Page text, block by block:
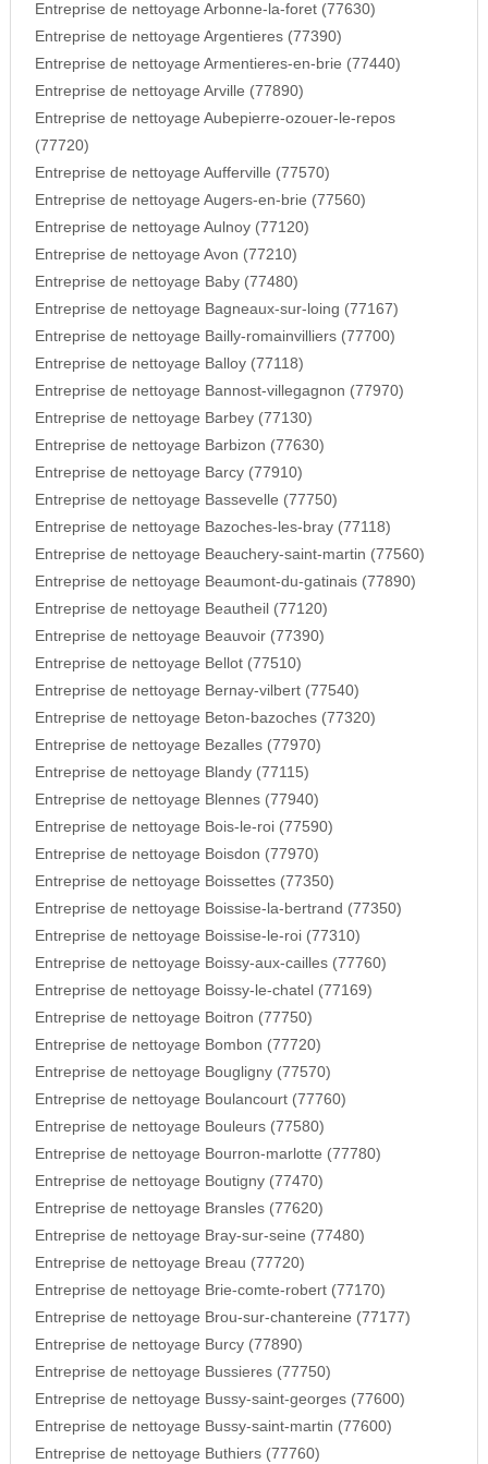
Entreprise de nettoyage Arbonne-la-foret (77630)
Entreprise de nettoyage Argentieres (77390)
Entreprise de nettoyage Armentieres-en-brie (77440)
Entreprise de nettoyage Arville (77890)
Entreprise de nettoyage Aubepierre-ozouer-le-repos
(77720)
Entreprise de nettoyage Aufferville (77570)
Entreprise de nettoyage Augers-en-brie (77560)
Entreprise de nettoyage Aulnoy (77120)
Entreprise de nettoyage Avon (77210)
Entreprise de nettoyage Baby (77480)
Entreprise de nettoyage Bagneaux-sur-loing (77167)
Entreprise de nettoyage Bailly-romainvilliers (77700)
Entreprise de nettoyage Balloy (77118)
Entreprise de nettoyage Bannost-villegagnon (77970)
Entreprise de nettoyage Barbey (77130)
Entreprise de nettoyage Barbizon (77630)
Entreprise de nettoyage Barcy (77910)
Entreprise de nettoyage Bassevelle (77750)
Entreprise de nettoyage Bazoches-les-bray (77118)
Entreprise de nettoyage Beauchery-saint-martin (77560)
Entreprise de nettoyage Beaumont-du-gatinais (77890)
Entreprise de nettoyage Beautheil (77120)
Entreprise de nettoyage Beauvoir (77390)
Entreprise de nettoyage Bellot (77510)
Entreprise de nettoyage Bernay-vilbert (77540)
Entreprise de nettoyage Beton-bazoches (77320)
Entreprise de nettoyage Bezalles (77970)
Entreprise de nettoyage Blandy (77115)
Entreprise de nettoyage Blennes (77940)
Entreprise de nettoyage Bois-le-roi (77590)
Entreprise de nettoyage Boisdon (77970)
Entreprise de nettoyage Boissettes (77350)
Entreprise de nettoyage Boissise-la-bertrand (77350)
Entreprise de nettoyage Boissise-le-roi (77310)
Entreprise de nettoyage Boissy-aux-cailles (77760)
Entreprise de nettoyage Boissy-le-chatel (77169)
Entreprise de nettoyage Boitron (77750)
Entreprise de nettoyage Bombon (77720)
Entreprise de nettoyage Bougligny (77570)
Entreprise de nettoyage Boulancourt (77760)
Entreprise de nettoyage Bouleurs (77580)
Entreprise de nettoyage Bourron-marlotte (77780)
Entreprise de nettoyage Boutigny (77470)
Entreprise de nettoyage Bransles (77620)
Entreprise de nettoyage Bray-sur-seine (77480)
Entreprise de nettoyage Breau (77720)
Entreprise de nettoyage Brie-comte-robert (77170)
Entreprise de nettoyage Brou-sur-chantereine (77177)
Entreprise de nettoyage Burcy (77890)
Entreprise de nettoyage Bussieres (77750)
Entreprise de nettoyage Bussy-saint-georges (77600)
Entreprise de nettoyage Bussy-saint-martin (77600)
Entreprise de nettoyage Buthiers (77760)